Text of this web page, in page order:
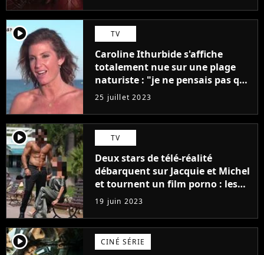
player2 TV
Caroline Ithurbide s'affiche
totalement nue sur une plage
naturiste : "je ne pensais pas que
j'arriverais à le faire..."
25 juillet 2023
player2 TV
Deux stars de télé-réalité
débarquent sur Jacquie et Michel
et tournent un film porno : les
premières images du tournage
(exclu)
19 juin 2023
player2 CINÉ SÉRIE